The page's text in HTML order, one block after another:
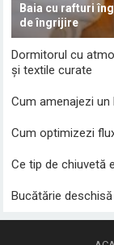
Baia cu rafturi
de îngrijire
Dormitorul cu
și textile curate
Cum amenajezi
Cum optimizezi
Ce tip de chiuvetă
Bucătărie